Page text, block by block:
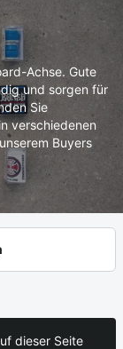
Achse. Gute
und sorgen für
Sie
verschiedenen
Buyers
dieser Seite